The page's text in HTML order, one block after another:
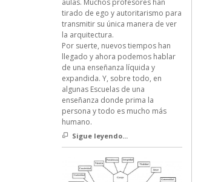
aulas. Muchos profesores han
tirado de ego y autoritarismo para
transmitir su única manera de ver
la arquitectura.
Por suerte, nuevos tiempos han
llegado y ahora podemos hablar
de una enseñanza líquida y
expandida. Y, sobre todo, en
algunas Escuelas de una
enseñanza donde prima la
persona y todo es mucho más
humano.
Sigue leyendo...